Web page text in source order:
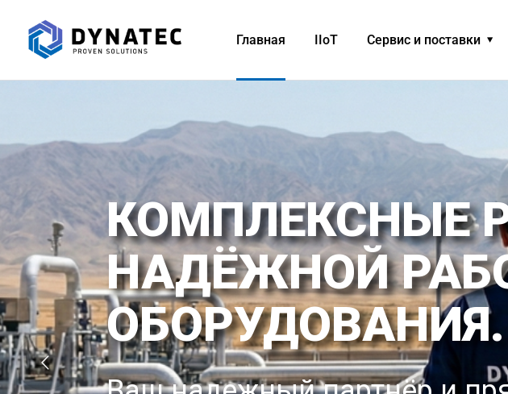
Главная IIoT Сервис и поставки
КОМПЛЕКСНЫЕ
НАДЁЖНОЙ
ОБОРУДОВАНИЯ.